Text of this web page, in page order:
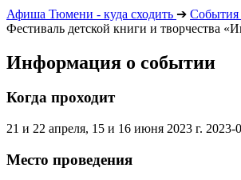
Афиша Тюмени - куда сходить ➔ События
Фестиваль детской книги и творчества
Информация о событии
Когда проходит
21 и 22 апреля, 15 и 16 июня 2023 г. 2023-
Место проведения